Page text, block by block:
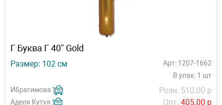
Г Буква Г 40" Gold
Размер: 102 см
Арт: 1207-1662
В упак: 1 шт
Ибрагимова
Аделя Кутуя
Розн. 510.00 р
Опт. 405.00 р